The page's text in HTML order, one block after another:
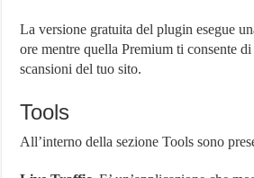
La versione gratuita del plugin esegue
ore mentre quella Premium ti consente
scansioni del tuo sito.
Tools
All’interno della sezione Tools sono